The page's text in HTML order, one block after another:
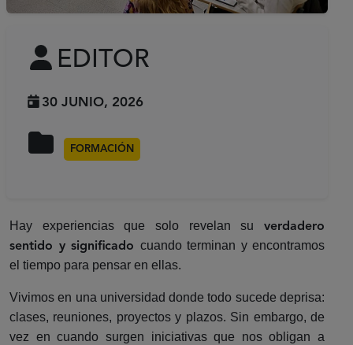
EDITOR
30 JUNIO, 2026
FORMACIÓN
Hay experiencias que solo revelan su verdadero
sentido y significado cuando terminan y encontramos
el tiempo para pensar en ellas.
Vivimos en una universidad donde todo sucede deprisa:
clases, reuniones, proyectos y plazos. Sin embargo, de
vez en cuando surgen iniciativas que nos obligan a